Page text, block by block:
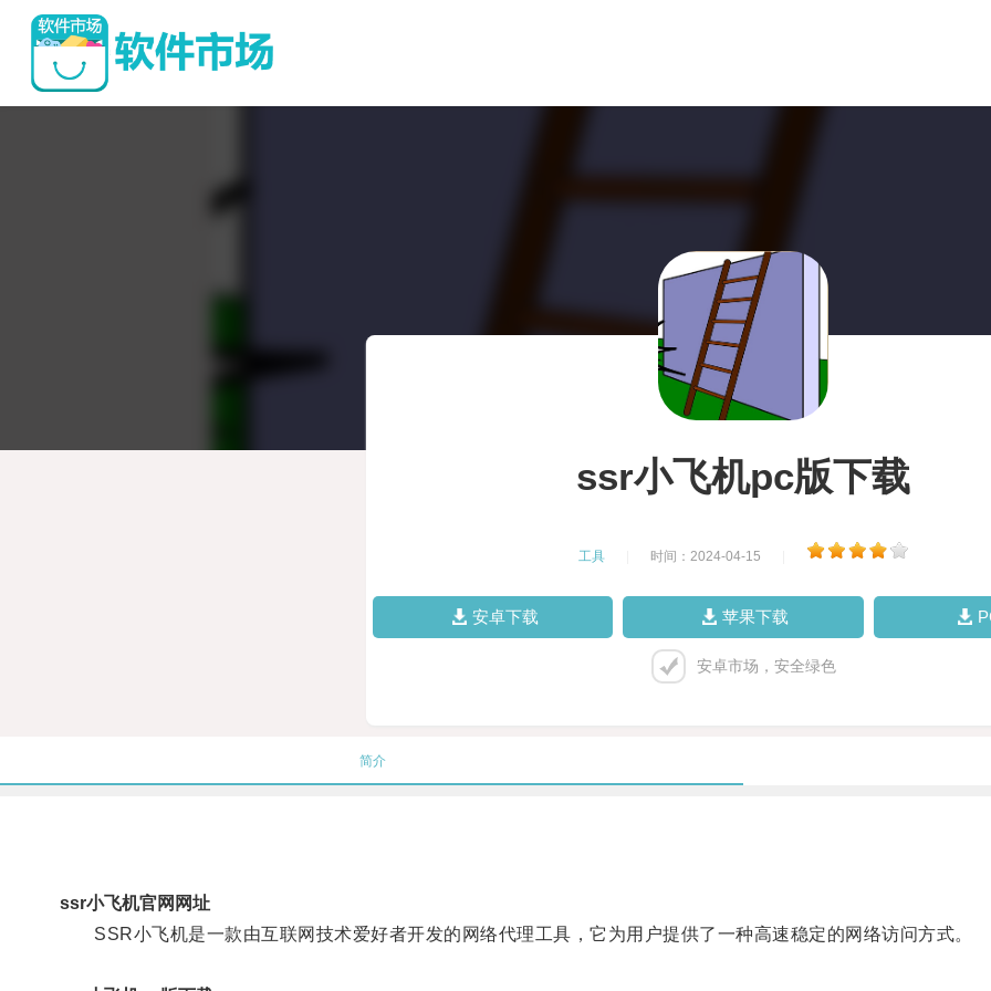
ssr小飞机pc版下载
工具 时间：2024-04-15
安卓下载 苹果下载
安卓市场，安全绿色
简介
ssr小飞机官网网址
SSR小飞机是一款由互联网技术爱好者开发的网络代理工具，它为用户提供了一种高速稳定的网络访问方式。